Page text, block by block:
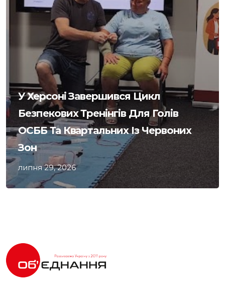
У Херсоні Завершився Цикл
Безпекових Тренінгів Для Голів
ОСББ Та Квартальних Із Червоних
Зон
липня 29, 2026